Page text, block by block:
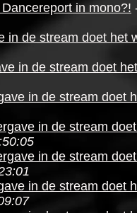
in mono?!
in de stream doet het
in de stream doet
in de stream doet
in de stream
in de stream
in de stream doet